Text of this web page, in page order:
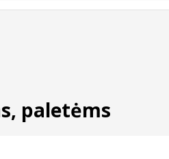
paletėms